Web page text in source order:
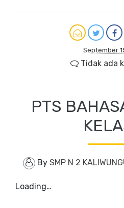
September
Tidak ada
PTS
By SMP N 2
Loading…